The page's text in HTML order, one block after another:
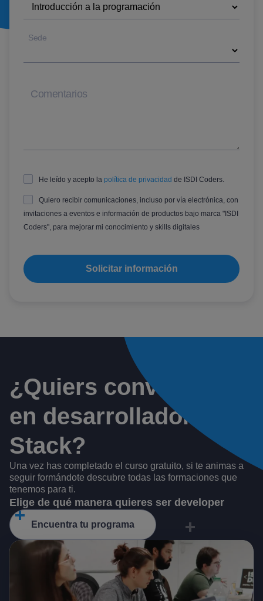
Sede
Comentarios
He leído y acepto la política de privacidad de ISDI Coders.
Quiero recibir comunicaciones, incluso por vía electrónica, con
invitaciones a eventos e información de productos bajo marca "ISDI
Coders", para mejorar mi conocimiento y skills digitales
¿Quiers convertirte
en desarrollador
Stack?
Una vez has completado el curso gratuito, si te animas a
seguir formándote descubre todas las formaciones que
tenemos para ti.
Elige de qué manera quieres ser developer
Encuentra tu programa